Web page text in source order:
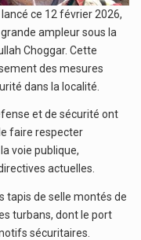
ce 12 février 2026,
ampleur sous la
Choggar. Cette
des mesures
dans la localité.
et de sécurité ont
faire respecter
voie publique,
actuelles.
tapis de selle montés de
turbans, dont le port
sécuritaires.